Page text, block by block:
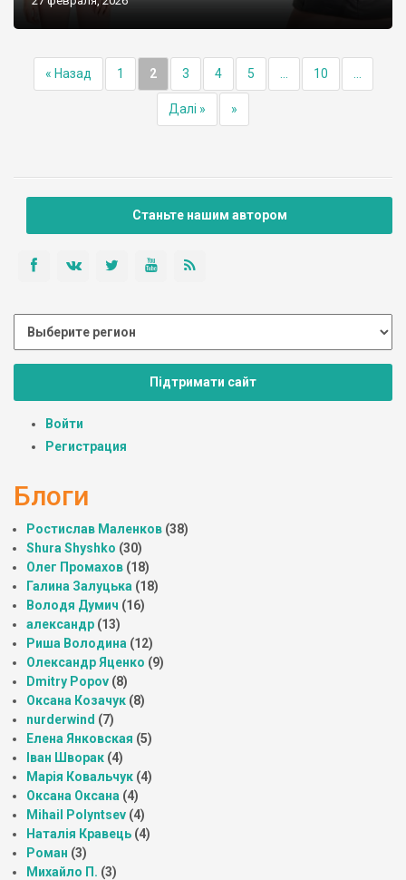
« Назад 1 2 3 4 5 10
Далі » »
Станьте нашим автором
Підтримати сайт
Войти
Регистрация
Блоги
Ростислав Маленков (38)
Shura Shyshko (30)
Олег Промахов (18)
Галина Залуцька (18)
Володя Думич (16)
александр (13)
Риша Володина (12)
Олександр Яценко (9)
Dmitry Popov (8)
Оксана Козачук (8)
nurderwind (7)
Елена Янковская (5)
Іван Шворак (4)
Марія Ковальчук (4)
Оксана Оксана (4)
Mihail Polyntsev (4)
Наталія Кравець (4)
Роман (3)
Михайло П. (3)